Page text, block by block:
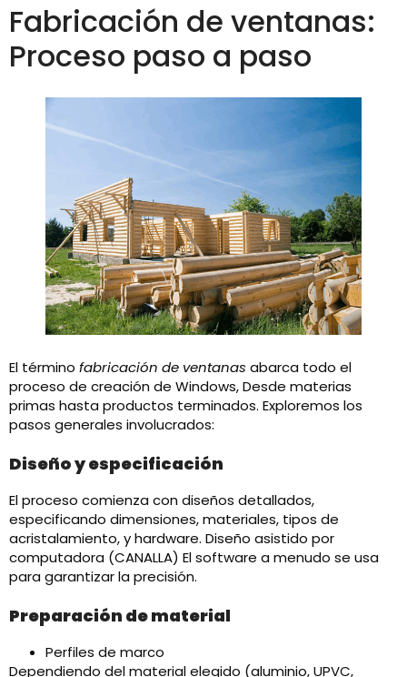
Fabricación de ventanas:
Proceso paso a paso
El término fabricación de ventanas abarca todo el
proceso de creación de Windows, Desde materias
primas hasta productos terminados. Exploremos los
pasos generales involucrados:​
Diseño y especificación
El proceso comienza con diseños detallados,
especificando dimensiones, materiales, tipos de
acristalamiento, y hardware. Diseño asistido por
computadora (CANALLA) El software a menudo se usa
para garantizar la precisión.
Preparación de material
Perfiles de marco
Dependiendo del material elegido (aluminio, UPVC,